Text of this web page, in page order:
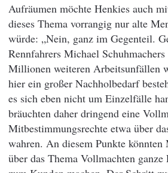
Aufräumen möchte Henkies auch
dieses Thema vorrangig nur alte
würde: „Nein, ganz im Gegenteil.
Rennfahrers Michael
Millionen weiteren Arbeitsunfällen
hier ein großer Nachholbedarf
es sich eben nicht um Einzelfälle
bräuchten daher dringend eine
Mitbestimmungsrechte etwa über
wahren. An diesem Punkte könnten
über das Thema Vollmachten ganze